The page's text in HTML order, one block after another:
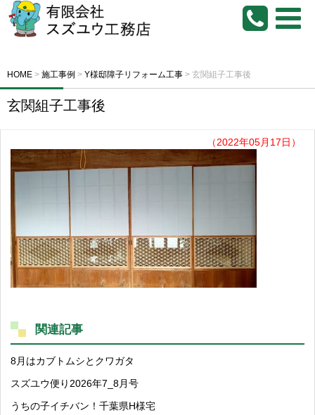
HOME > 施工事例 > Y様邸障子リフォーム工事 > 玄関組子工事後
玄関組子工事後
（2022年05月17日）
関連記事
8月はカブトムシとクワガタ
スズユウ便り2026年7_8月号
うちの子イチバン！千葉県H様宅